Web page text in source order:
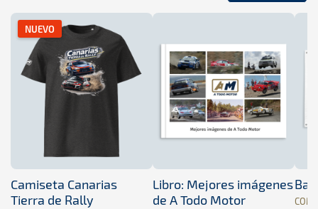
NUEVO
Camiseta Canarias
Tierra de Rally
Libro: Mejores imágenes
de A Todo Motor